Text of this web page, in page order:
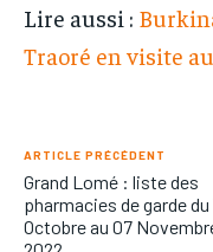
Lire aussi :
Traoré en visite
ARTICLE PRÉCÉDENT
Grand Lomé : liste des
pharmacies de garde du
Octobre au 07